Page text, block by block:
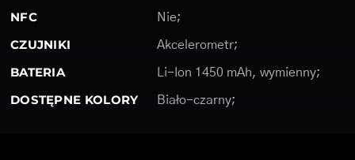
NFC Nie;
CZUJNIKI Akcelerometr;
BATERIA Li-Ion 1450 mAh, wymienny;
DOSTĘPNE KOLORY Biało-czarny;